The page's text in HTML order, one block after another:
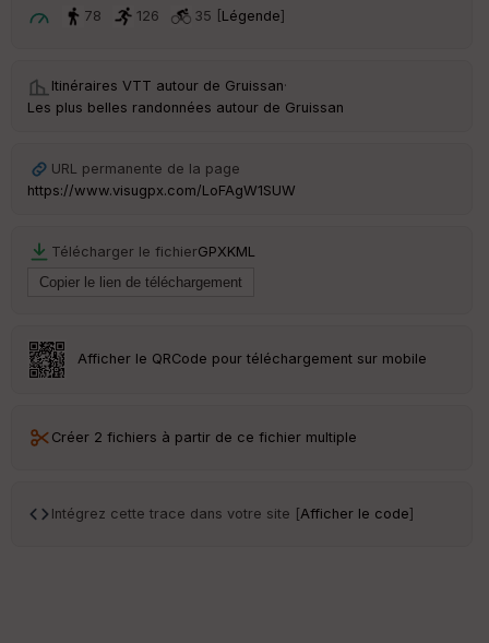
78 126 35 [ Légende]
Itinéraires VTT autour de Gruissan·
Les plus belles randonnées autour de Gruissan
URL permanente de la page
https://www.visugpx.com/LoFAgW1SUW
Télécharger le fichierGPXKML
Afficher le QRCode pour téléchargement sur mobile
Créer 2 fichiers à partir de ce fichier multiple
Intégrez cette trace dans votre site [Afficher le code]